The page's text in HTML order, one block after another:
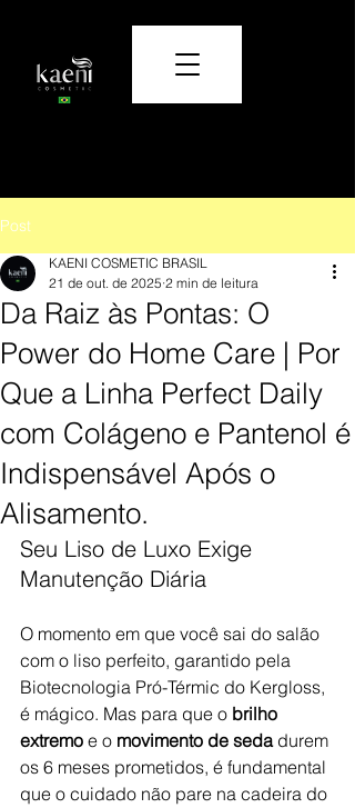
Post
Da Raiz às Pontas: O
Power do Home Care | Por
Que a Linha Perfect Daily
com Colágeno e Pantenol é
Indispensável Após o
Alisamento.
KAENI COSMETIC BRASIL
21 de out. de 2025 2 min de leitura
Seu Liso de Luxo Exige
Manutenção Diária
O momento em que você sai do salão
com o liso perfeito, garantido pela
Biotecnologia Pró-Térmic do Kergloss,
é mágico. Mas para que o brilho
extremo e o movimento de seda durem
os 6 meses prometidos, é fundamental
que o cuidado não pare na cadeira do